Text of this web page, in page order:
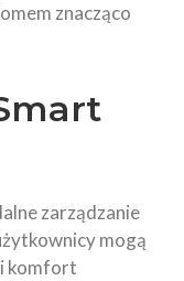
znacząco
zarządzanie
mogą
komfort